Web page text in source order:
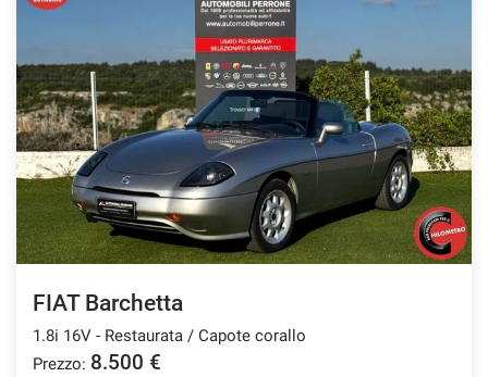
FIAT Barchetta
1.8i 16V - Restaurata / Capote corallo
Prezzo: 8.500 €
impostazioni